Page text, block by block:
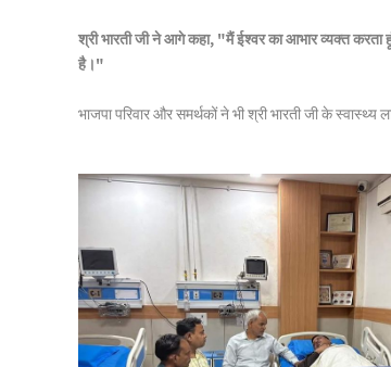
श्री भारती जी ने आगे कहा, "मैं ईश्वर का आभार व्यक्त
है।"
भाजपा परिवार और समर्थकों ने भी श्री भारती जी के